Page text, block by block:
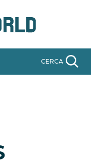
CERCA